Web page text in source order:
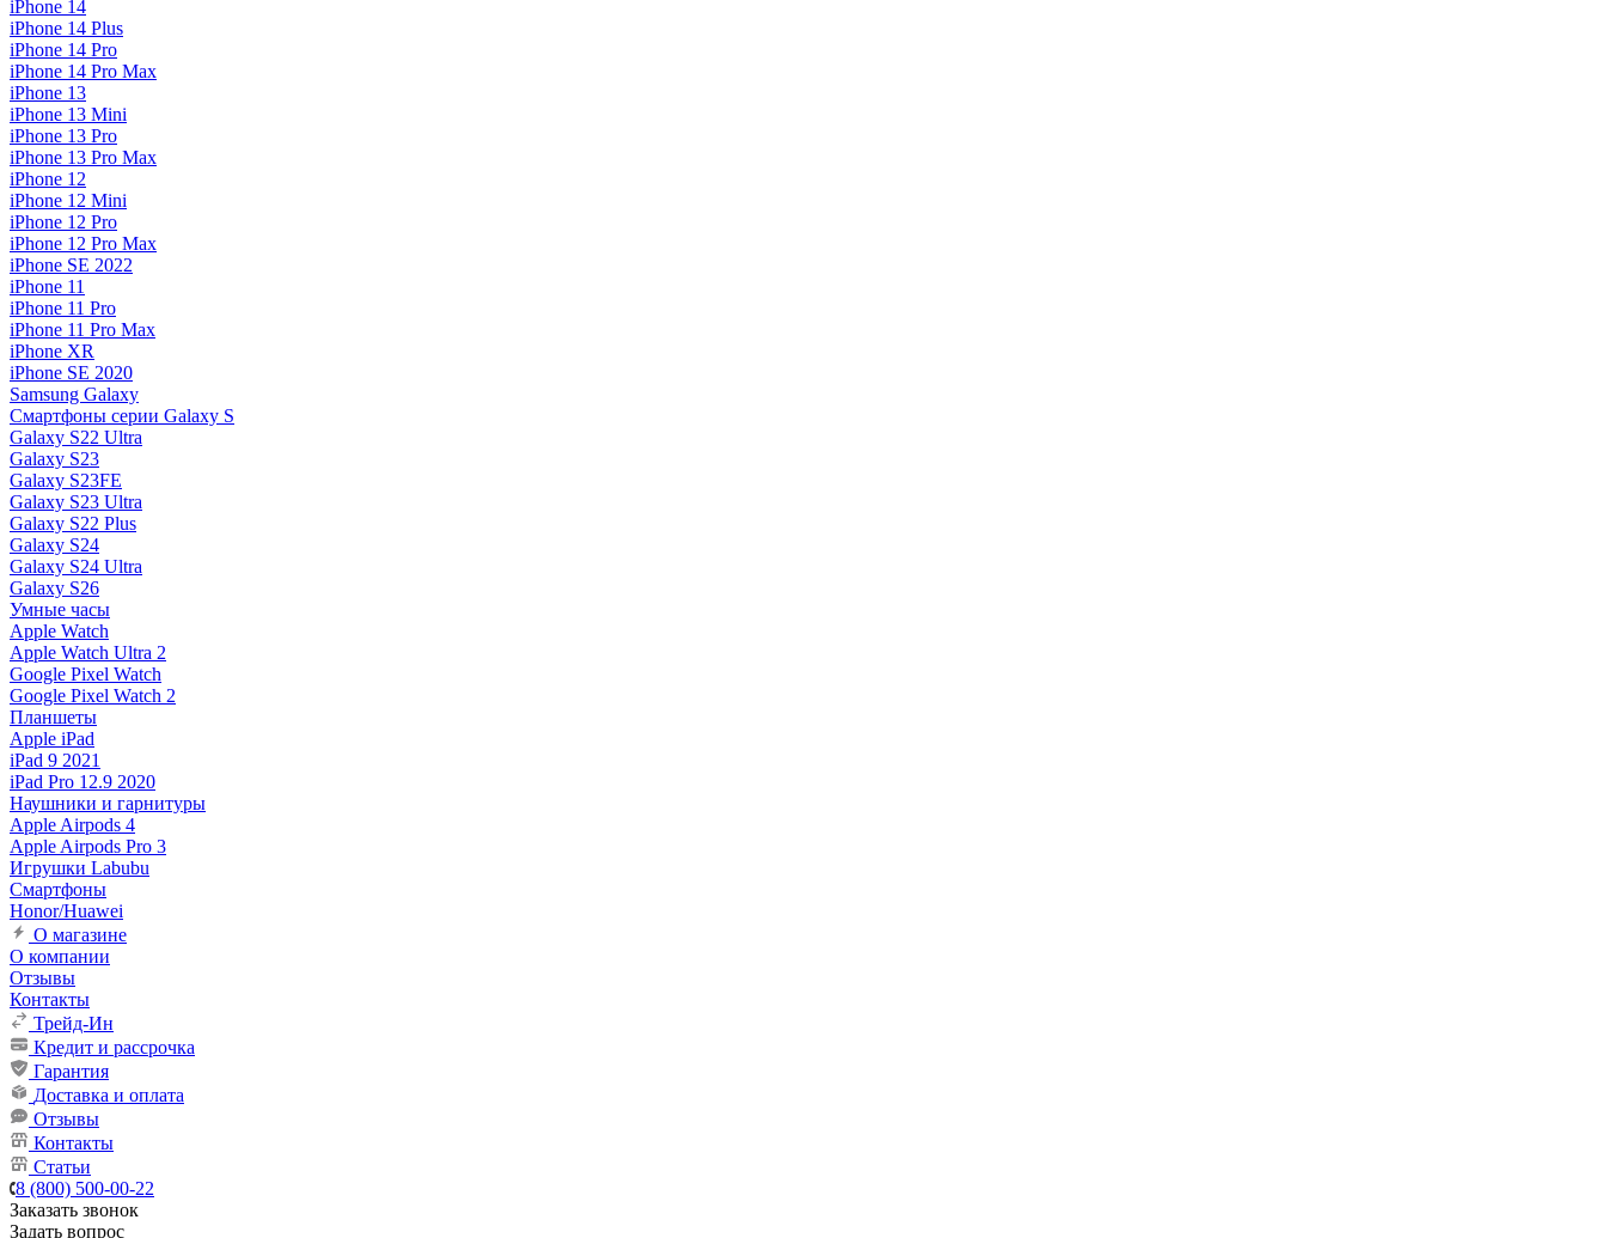
iPhone 14
iPhone 14 Plus
iPhone 14 Pro
iPhone 14 Pro Max
iPhone 13
iPhone 13 Mini
iPhone 13 Pro
iPhone 13 Pro Max
iPhone 12
iPhone 12 Mini
iPhone 12 Pro
iPhone 12 Pro Max
iPhone SE 2022
iPhone 11
iPhone 11 Pro
iPhone 11 Pro Max
iPhone XR
iPhone SE 2020
Samsung Galaxy
Смартфоны серии Galaxy S
Galaxy S22 Ultra
Galaxy S23
Galaxy S23FE
Galaxy S23 Ultra
Galaxy S22 Plus
Galaxy S24
Galaxy S24 Ultra
Galaxy S26
Умные часы
Apple Watch
Apple Watch Ultra 2
Google Pixel Watch
Google Pixel Watch 2
Планшеты
Apple iPad
iPad 9 2021
iPad Pro 12.9 2020
Наушники и гарнитуры
Apple Airpods 4
Apple Airpods Pro 3
Игрушки Labubu
Смартфоны
Honor/Huawei
О магазине
О компании
Отзывы
Контакты
Трейд-Ин
Кредит и рассрочка
Гарантия
Доставка и оплата
Отзывы
Контакты
Статьи
8 (800) 500-00-22
Заказать звонок
Задать вопрос